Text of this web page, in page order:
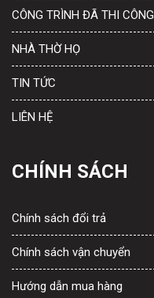
CÔNG TRÌNH ĐÃ THI CÔNG
NHÀ THỜ HỌ
TIN TỨC
LIÊN HỆ
CHÍNH SÁCH
Chính sách đổi trả
Chính sách vận chuyển
Hướng dẫn mua hàng